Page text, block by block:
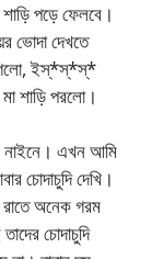
পড়ে ফেলবে।
ভোদা দেখতে
ইস্*স্*স্*
শাড়ি পরলো।
নাইনে। এখন আমি
চোদাচুদি দেখি।
রাতে অনেক গরম
চোদাচুদি